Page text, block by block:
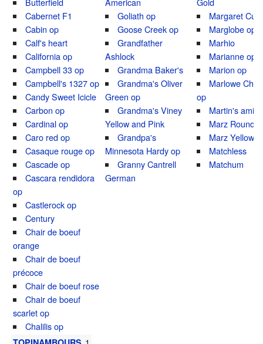
Cabernet F1
Cabin op
Calf's heart
California op
Campbell 33 op
Campbell's 1327 op
Candy Sweet Icicle
Carbon op
Cardinal op
Caro red op
Casaque rouge op
Cascade op
Cascara rendidora
op
Castlerock op
Century
Chair de boeuf
orange
Chair de boeuf
précoce
Chair de boeuf rose
Chair de boeuf
scarlet op
Chalilis op
Goliath op
Goose Creek op
Grandfather
Ashlock
Grandma Baker's
Grandma's Oliver
Green op
Grandma's Viney
Yellow and Pink
Grandpa's
Minnesota Hardy op
Granny Cantrell
German
Margaret
Marglobe op
Marhio
Marianne op
Marion op
Marlowe
op
Martin's amish
Marz Round
Marz Yellow
Matchless
Matchum